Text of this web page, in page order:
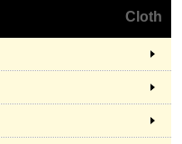
Cloth